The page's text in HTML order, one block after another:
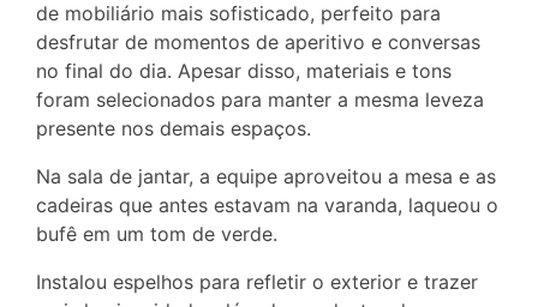
de mobiliário mais sofisticado, perfeito para
desfrutar de momentos de aperitivo e conversas
no final do dia. Apesar disso, materiais e tons
foram selecionados para manter a mesma leveza
presente nos demais espaços.
Na sala de jantar, a equipe aproveitou a mesa e as
cadeiras que antes estavam na varanda, laqueou o
bufê em um tom de verde.
Instalou espelhos para refletir o exterior e trazer